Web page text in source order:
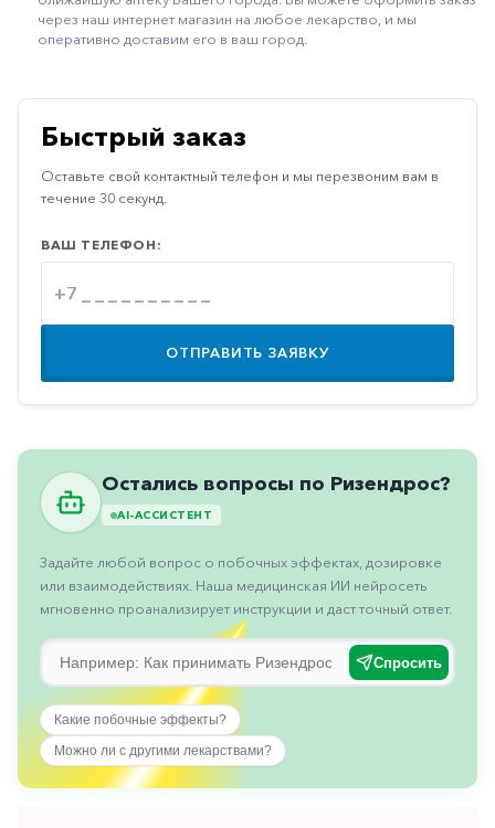
Остеопороз
Паркинсон
Противоаллергические
Противовирусные
Противогрибковые
Противоопухолевые
Противоподагрические
Противорвотные
Пульмонология
Сосудистые
Тромбозы
Урология
Ухо-
горло-
нос
Хирургия
через наш интернет магазин на любое лекарство, и мы
оперативно доставим его в ваш город.
Быстрый заказ
Оставьте свой контактный телефон и мы перезвоним вам в
течение 30 секунд.
ВАШ ТЕЛЕФОН:
ОТПРАВИТЬ ЗАЯВКУ
Остались вопросы по Ризендрос?
AI-АССИСТЕНТ
Задайте любой вопрос о побочных эффектах, дозировке
или взаимодействиях. Наша медицинская ИИ нейросеть
мгновенно проанализирует инструкции и даст точный ответ.
Спросить
Какие побочные эффекты?
Можно ли с другими лекарствами?